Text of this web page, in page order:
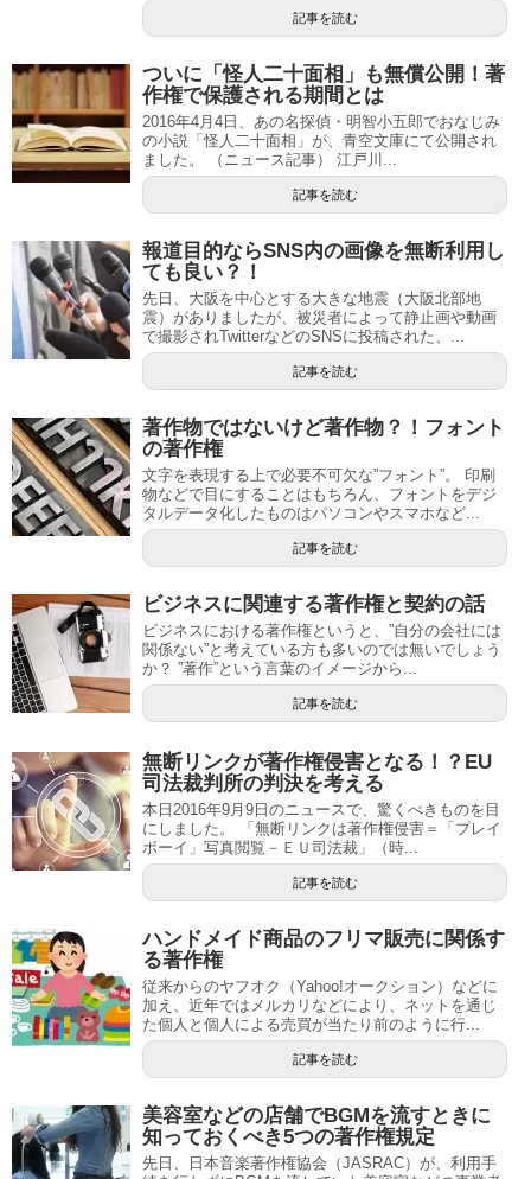
記事を読む
ついに「怪人二十面相」も無償公開！著
作権で保護される期間とは
2016年4月4日、あの名探偵・明智小五郎でおなじみ
の小説「怪人二十面相」が、青空文庫にて公開され
ました。 （ニュース記事） 江戸川...
記事を読む
報道目的ならSNS内の画像を無断利用し
ても良い？！
先日、大阪を中心とする大きな地震（大阪北部地
震）がありましたが、被災者によって静止画や動画
で撮影されTwitterなどのSNSに投稿された、...
記事を読む
著作物ではないけど著作物？！フォント
の著作権
文字を表現する上で必要不可欠な”フォント”。 印刷
物などで目にすることはもちろん、フォントをデジ
タルデータ化したものはパソコンやスマホなど...
記事を読む
ビジネスに関連する著作権と契約の話
ビジネスにおける著作権というと、”自分の会社には
関係ない”と考えている方も多いのでは無いでしょう
か？ ”著作”という言葉のイメージから...
記事を読む
無断リンクが著作権侵害となる！？EU
司法裁判所の判決を考える
本日2016年9月9日のニュースで、驚くべきものを目
にしました。 「無断リンクは著作権侵害＝「プレイ
ボーイ」写真閲覧－ＥＵ司法裁」（時...
記事を読む
ハンドメイド商品のフリマ販売に関係す
る著作権
従来からのヤフオク（Yahoo!オークション）などに
加え、近年ではメルカリなどにより、ネットを通じ
た個人と個人による売買が当たり前のように行...
記事を読む
美容室などの店舗でBGMを流すときに
知っておくべき5つの著作権規定
先日、日本音楽著作権協会（JASRAC）が、利用手